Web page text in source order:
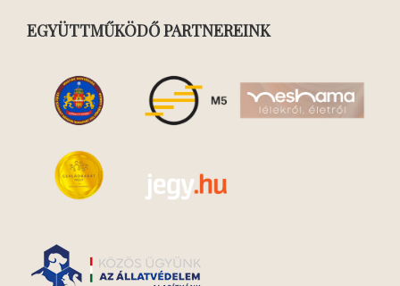
EGYÜTTMŰKÖDŐ PARTNEREINK